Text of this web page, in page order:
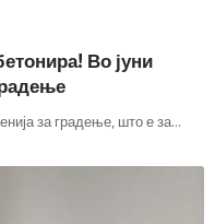
Во јуни
за градење, што е за…